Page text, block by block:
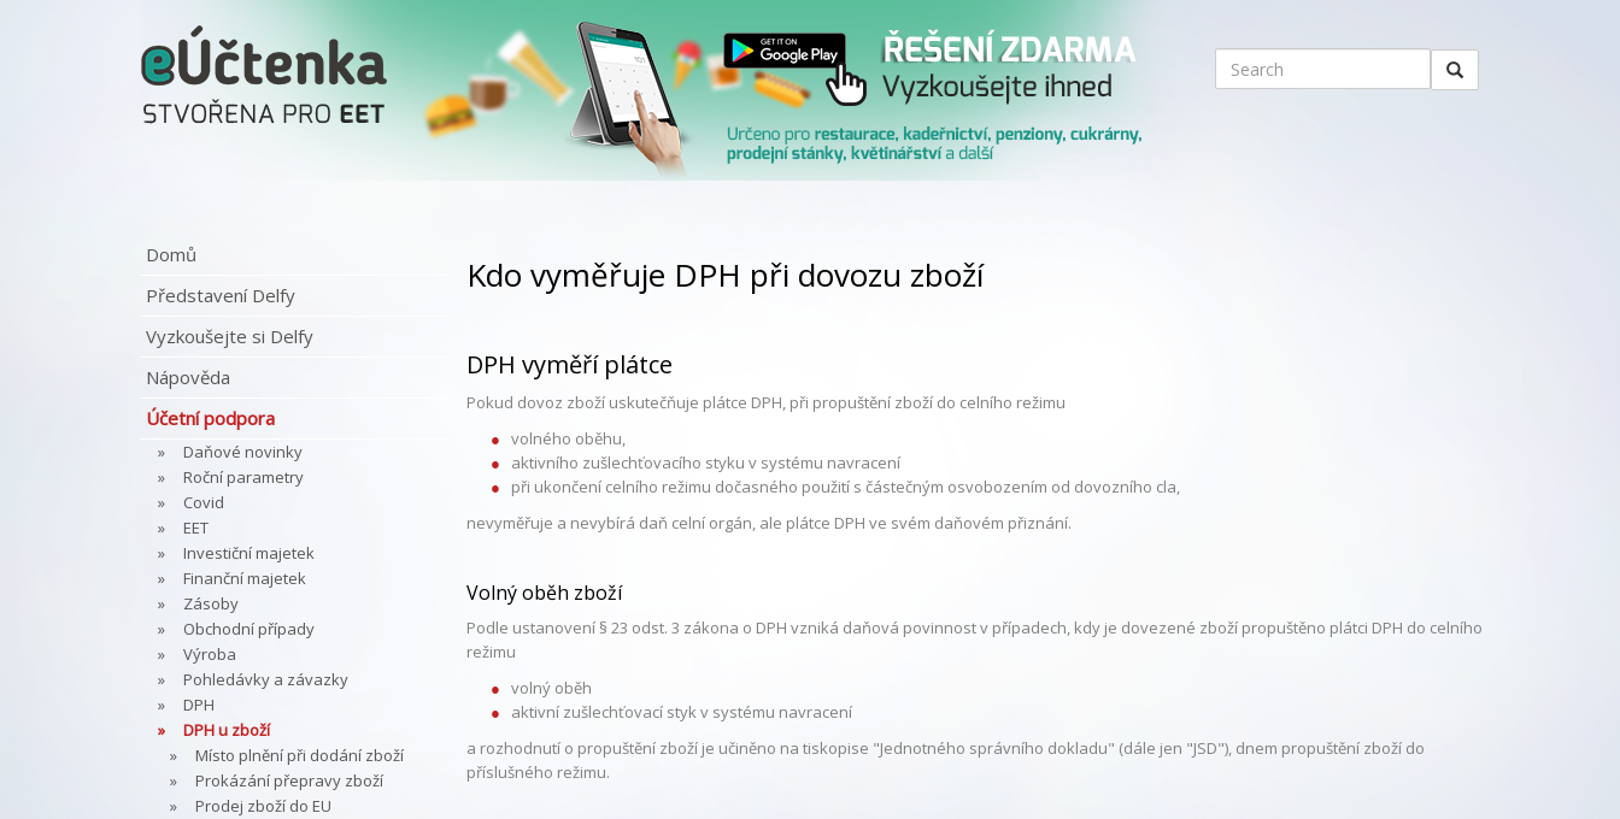
Domů
Představení Delfy
Vyzkoušejte si Delfy
Nápověda
Účetní podpora
Daňové novinky
Roční parametry
Covid
EET
Investiční majetek
Finanční majetek
Zásoby
Obchodní případy
Výroba
Pohledávky a závazky
DPH
DPH u zboží
Místo plnění při dodání zboží
Prokázání přepravy zboží
Prodej zboží do EU
Kdo vyměřuje DPH při dovozu zboží
DPH vyměří plátce
Pokud dovoz zboží uskutečňuje plátce DPH, při propuštění zboží do celního režimu
volného oběhu,
aktivního zušlechťovacího styku v systému navracení
při ukončení celního režimu dočasného použití s částečným osvobozením od dovozního cla,
nevyměřuje a nevybírá daň celní orgán, ale plátce DPH ve svém daňovém přiznání.
Volný oběh zboží
Podle ustanovení § 23 odst. 3 zákona o DPH vzniká daňová povinnost v případech, kdy je dovezené zboží propuštěno plátci DPH do celního
režimu
volný oběh
aktivní zušlechťovací styk v systému navracení
a rozhodnutí o propuštění zboží je učiněno na tiskopise "Jednotného správního dokladu" (dále jen "JSD"), dnem propuštění zboží do
příslušného režimu.